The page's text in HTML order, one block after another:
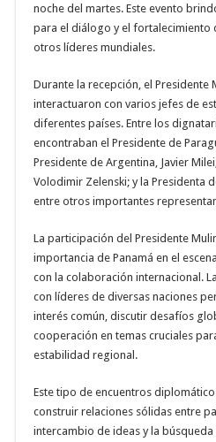
noche del martes. Este evento
para el diálogo y el fortalecimiento
otros líderes mundiales.
Durante la recepción, el Presidente
interactuaron con varios jefes de
diferentes países. Entre los
encontraban el Presidente de
Presidente de Argentina, Javier
Volodimir Zelenski; y la Presidenta
entre otros importantes
La participación del Presidente
importancia de Panamá en el
con la colaboración internacional.
con líderes de diversas naciones
interés común, discutir desafíos
cooperación en temas cruciales
estabilidad regional.
Este tipo de encuentros
construir relaciones sólidas entre
intercambio de ideas y la